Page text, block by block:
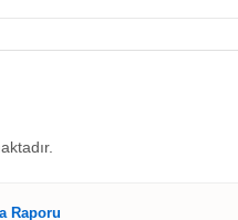
Raporu